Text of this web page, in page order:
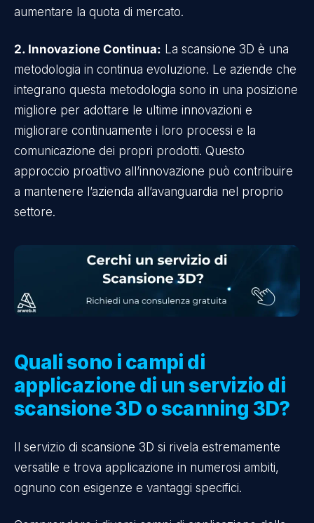
aumentare la quota di mercato.
2. Innovazione Continua: La scansione 3D è una
metodologia in continua evoluzione. Le aziende che
integrano questa metodologia sono in una posizione
migliore per adottare le ultime innovazioni e
migliorare continuamente i loro processi e la
comunicazione dei propri prodotti. Questo
approccio proattivo all’innovazione può contribuire
a mantenere l’azienda all’avanguardia nel proprio
settore.
Quali sono i campi di
applicazione di un servizio di
scansione 3D o scanning 3D?
Il servizio di scansione 3D si rivela estremamente
versatile e trova applicazione in numerosi ambiti,
ognuno con esigenze e vantaggi specifici.